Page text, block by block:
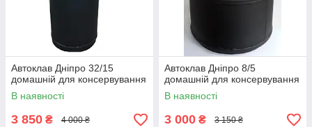
Автоклав Дніпро 32/15
домашній для консервування
В наявності
3 850 ₴ 4 000 ₴
Автоклав Дніпро 8/5
домашній для консервування
В наявності
3 000 ₴ 3 150 ₴